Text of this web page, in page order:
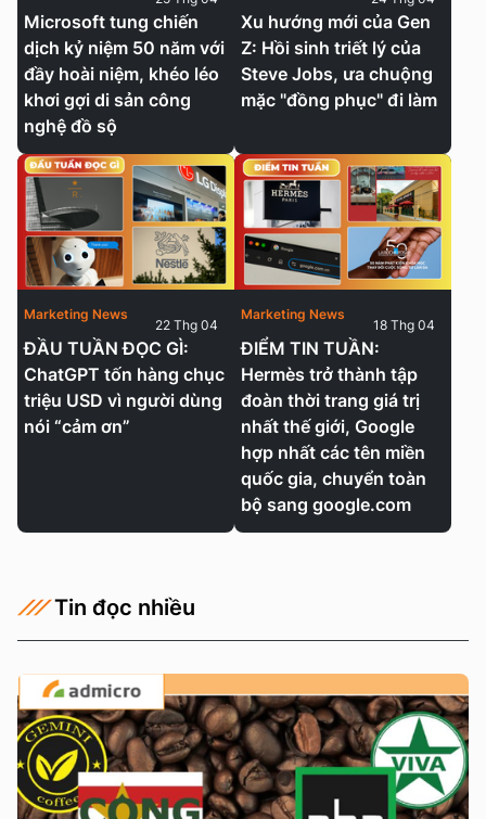
Microsoft tung chiến
dịch kỷ niệm 50 năm với
đầy hoài niệm, khéo léo
khơi gợi di sản công
nghệ đồ sộ
Xu hướng mới của Gen
Z: Hồi sinh triết lý của
Steve Jobs, ưa chuộng
mặc "đồng phục" đi làm
ĐẦU TUẦN ĐỌC GÌ:
ChatGPT tốn hàng chục
triệu USD vì người dùng
nói “cảm ơn”
Marketing News
22 Thg 04
ĐIỂM TIN TUẦN:
Hermès trở thành tập
đoàn thời trang giá trị
nhất thế giới, Google
hợp nhất các tên miền
quốc gia, chuyển toàn
bộ sang google.com
Marketing News
18 Thg 04
Tin đọc nhiều